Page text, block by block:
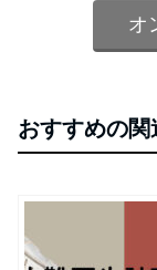
オ
おすすめの関